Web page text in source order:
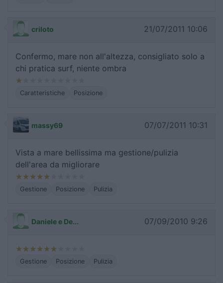
criloto 21/07/2011 10:06
Confermo, mare non all'altezza, consigliato solo a
chi pratica surf, niente ombra
Caratteristiche Posizione
massy69 07/07/2011 10:31
Vista a mare bellissima ma gestione/pulizia
dell'area da migliorare
Gestione Posizione Pulizia
Daniele e De... 07/09/2010 9:26
Gestione Posizione Pulizia